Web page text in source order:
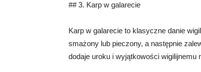
## 3. Karp w galarecie
Karp w galarecie to klasyczne danie
smażony lub pieczony, a następnie
dodaje uroku i wyjątkowości wigilijnemu